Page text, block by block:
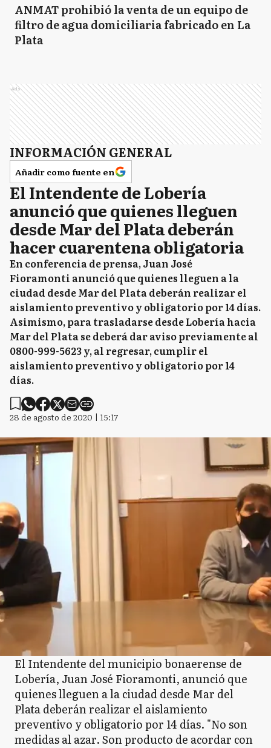
ANMAT prohibió la venta de un equipo de
filtro de agua domiciliaria fabricado en La
Plata
Ads
INFORMACIÓN GENERAL
Añadir como fuente en
El Intendente de Lobería
anunció que quienes lleguen
desde Mar del Plata deberán
hacer cuarentena obligatoria
En conferencia de prensa, Juan José
Fioramonti anunció que quienes lleguen a la
ciudad desde Mar del Plata deberán realizar el
aislamiento preventivo y obligatorio por 14 días.
Asimismo, para trasladarse desde Lobería hacia
Mar del Plata se deberá dar aviso previamente al
0800-999-5623 y, al regresar, cumplir el
aislamiento preventivo y obligatorio por 14
días.
28 de agosto de 2020 | 15:17
El Intendente del municipio bonaerense de
Lobería, Juan José Fioramonti, anunció que
quienes lleguen a la ciudad desde Mar del
Plata deberán realizar el aislamiento
preventivo y obligatorio por 14 días. "No son
medidas al azar. Son producto de acordar con